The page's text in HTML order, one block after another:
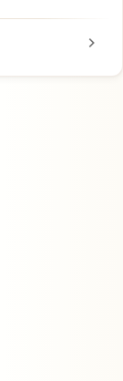
chevron_right